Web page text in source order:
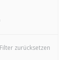
Filter zurücksetzen